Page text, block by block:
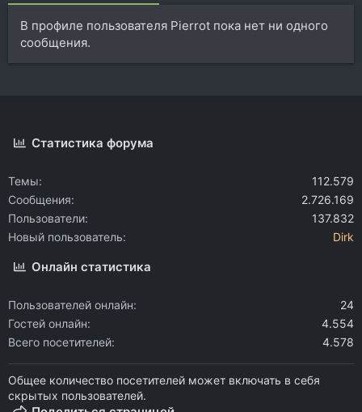
В профиле пользователя Pierrot пока нет ни одного
сообщения.
Статистика форума
Темы
112.579
Сообщения
2.726.169
Пользователи
137.832
Новый пользователь
Dirk
Онлайн статистика
Пользователей онлайн
24
Гостей онлайн
4.554
Всего посетителей
4.578
Общее количество посетителей может включать в себя
скрытых пользователей.